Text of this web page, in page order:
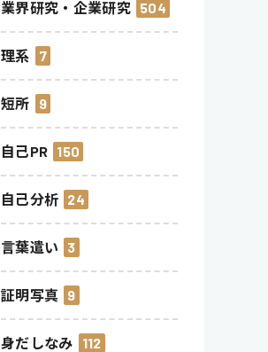
業界研究・企業研究 504
理系 7
短所 9
自己PR 150
自己分析 24
言葉遣い 3
証明写真 9
身だしなみ 112